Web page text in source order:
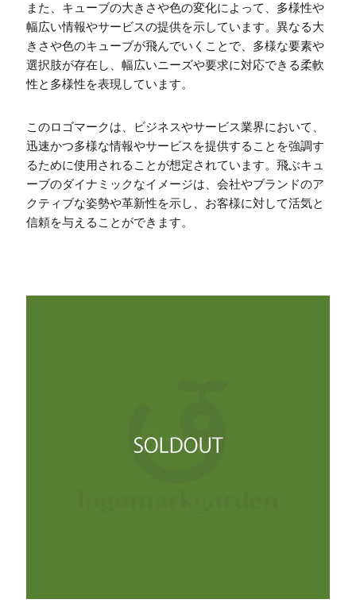
また、キューブの大きさや色の変化によって、多様性や
幅広い情報やサービスの提供を示しています。異なる大
きさや色のキューブが飛んでいくことで、多様な要素や
選択肢が存在し、幅広いニーズや要求に対応できる柔軟
性と多様性を表現しています。
このロゴマークは、ビジネスやサービス業界において、
迅速かつ多様な情報やサービスを提供することを強調す
るために使用されることが想定されています。飛ぶキュ
ーブのダイナミックなイメージは、会社やブランドのア
クティブな姿勢や革新性を示し、お客様に対して活気と
信頼を与えることができます。